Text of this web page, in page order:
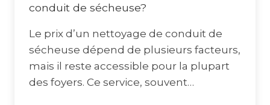
conduit de sécheuse?
Le prix d’un nettoyage de conduit de
sécheuse dépend de plusieurs facteurs,
mais il reste accessible pour la plupart
des foyers. Ce service, souvent…